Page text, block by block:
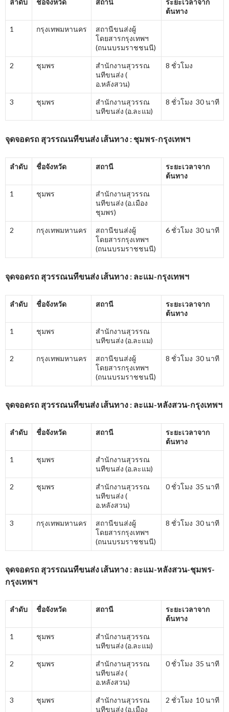
ลำดับ ชื่อจังหวัด สถานี
ระยะเวลาจาก
ต้นทาง
1 กรุงเทพมหานคร
สถานีขนส่งผู้
โดยสารกรุงเทพฯ
(ถนนบรมราชชนนี)
2 ชุมพร
สำนักงานสุวรรณ
นทีขนส่ง (
อ.หลังสวน)
8 ชั่วโมง
3 ชุมพร
สำนักงานสุวรรณ
นทีขนส่ง (อ.ละแม)
8 ชั่วโมง 30 นาที
จุดจอดรถ สุวรรณนทีขนส่ง เส้นทาง : ชุมพร-กรุงเทพฯ
ลำดับ ชื่อจังหวัด สถานี
ระยะเวลาจาก
ต้นทาง
1 ชุมพร
สำนักงานสุวรรณ
นทีขนส่ง (อ.เมือง
ชุมพร)
2 กรุงเทพมหานคร
สถานีขนส่งผู้
โดยสารกรุงเทพฯ
(ถนนบรมราชชนนี)
6 ชั่วโมง 30 นาที
จุดจอดรถ สุวรรณนทีขนส่ง เส้นทาง : ละแม-กรุงเทพฯ
ลำดับ ชื่อจังหวัด สถานี
ระยะเวลาจาก
ต้นทาง
1 ชุมพร
สำนักงานสุวรรณ
นทีขนส่ง (อ.ละแม)
2 กรุงเทพมหานคร
สถานีขนส่งผู้
โดยสารกรุงเทพฯ
(ถนนบรมราชชนนี)
8 ชั่วโมง 30 นาที
จุดจอดรถ สุวรรณนทีขนส่ง เส้นทาง : ละแม-หลังสวน-กรุงเทพฯ
ลำดับ ชื่อจังหวัด สถานี
ระยะเวลาจาก
ต้นทาง
1 ชุมพร
สำนักงานสุวรรณ
นทีขนส่ง (อ.ละแม)
2 ชุมพร
สำนักงานสุวรรณ
นทีขนส่ง (
อ.หลังสวน)
0 ชั่วโมง 35 นาที
3 กรุงเทพมหานคร
สถานีขนส่งผู้
โดยสารกรุงเทพฯ
(ถนนบรมราชชนนี)
8 ชั่วโมง 30 นาที
จุดจอดรถ สุวรรณนทีขนส่ง เส้นทาง : ละแม-หลังสวน-ชุมพร-
กรุงเทพฯ
ลำดับ ชื่อจังหวัด สถานี
ระยะเวลาจาก
ต้นทาง
1 ชุมพร
สำนักงานสุวรรณ
นทีขนส่ง (อ.ละแม)
2 ชุมพร
สำนักงานสุวรรณ
นทีขนส่ง (
อ.หลังสวน)
0 ชั่วโมง 35 นาที
3 ชุมพร
สำนักงานสุวรรณ
นทีขนส่ง (อ.เมือง
2 ชั่วโมง 10 นาที